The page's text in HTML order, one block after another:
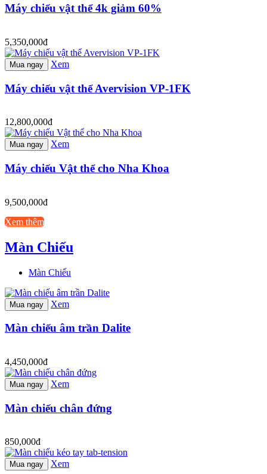
Máy chiếu vật thể 4k giảm 60%
5,350,000đ
Mua ngay Xem
Máy chiếu vật thể Avervision VP-1FK
12,800,000đ
Mua ngay Xem
Máy chiếu Vật thể cho Nha Khoa
9,500,000đ
Xem thêm
Màn Chiếu
Màn Chiếu
Mua ngay Xem
Màn chiếu âm trần Dalite
4,450,000đ
Mua ngay Xem
Màn chiếu chân đứng
850,000đ
Mua ngay Xem